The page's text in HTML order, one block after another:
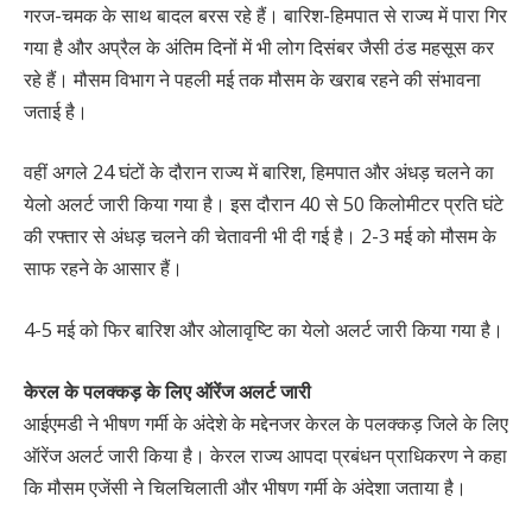
गरज-चमक के साथ बादल बरस रहे हैं। बारिश-हिमपात से राज्य में पारा गिर
गया है और अप्रैल के अंतिम दिनों में भी लोग दिसंबर जैसी ठंड महसूस कर
रहे हैं। मौसम विभाग ने पहली मई तक मौसम के खराब रहने की संभावना
जताई है।
वहीं अगले 24 घंटों के दौरान राज्य में बारिश, हिमपात और अंधड़ चलने का
येलो अलर्ट जारी किया गया है। इस दौरान 40 से 50 किलोमीटर प्रति घंटे
की रफ्तार से अंधड़ चलने की चेतावनी भी दी गई है। 2-3 मई को मौसम के
साफ रहने के आसार हैं।
4-5 मई को फिर बारिश और ओलावृष्टि का येलो अलर्ट जारी किया गया है।
केरल के पलक्कड़ के लिए ऑरेंज अलर्ट जारी
आईएमडी ने भीषण गर्मी के अंदेशे के मद्देनजर केरल के पलक्कड़ जिले के लिए
ऑरेंज अलर्ट जारी किया है। केरल राज्य आपदा प्रबंधन प्राधिकरण ने कहा
कि मौसम एजेंसी ने चिलचिलाती और भीषण गर्मी के अंदेशा जताया है।